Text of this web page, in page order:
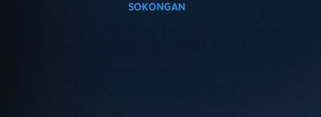
SOKONGAN